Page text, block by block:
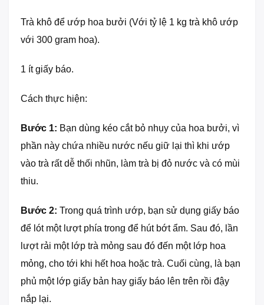
Trà khô để ướp hoa bưởi (Với tỷ lệ 1 kg trà khô ướp
với 300 gram hoa).
1 ít giấy báo.
Cách thực hiện:
Bước 1: Bạn dùng kéo cắt bỏ nhụy của hoa bưởi, vì
phần này chứa nhiều nước nếu giữ lại thì khi ướp
vào trà rất dễ thối nhũn, làm trà bị đỏ nước và có mùi
thiu.
Bước 2: Trong quá trình ướp, bạn sử dụng giấy báo
để lót một lượt phía trong để hút bớt ẩm. Sau đó, lần
lượt rải một lớp trà mỏng sau đó đến một lớp hoa
mỏng, cho tới khi hết hoa hoặc trà. Cuối cùng, là bạn
phủ một lớp giấy bản hay giấy báo lên trên rồi đậy
nắp lại.